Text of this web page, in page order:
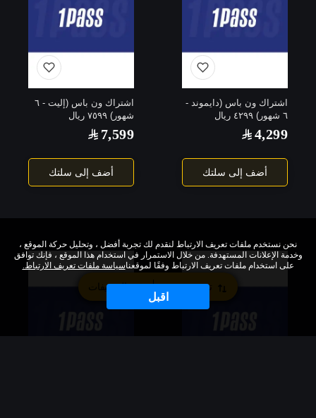
تصنيف حسب التصنيفات
اشتراك ون باس (دايموند -
٦ شهور) ٤٢٩٩ ريال
4,299
أضف إلى سلتك
اشتراك ون باس (إليت - ٦
شهور) ٧٥٩٩ ريال
7,599
أضف إلى سلتك
نحن نستخدم ملفات تعريف الارتباط لنقدم لك تجربة أفضل ، وتحليل حركة الموقع ،
وخدمة الإعلانات المستهدفة. من خلال الاستمرار في استخدام هذا الموقع ، فإنك توافق
على استخدام ملفات تعريف الارتباط وفقًا لموقعناسياسة ملفات تعريف الارتباط.
اقبل